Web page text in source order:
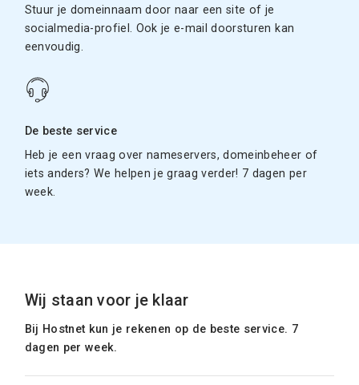
Stuur je domeinnaam door naar een site of je
socialmedia-profiel. Ook je e-mail doorsturen kan
eenvoudig.
De beste service
Heb je een vraag over nameservers, domeinbeheer of
iets anders? We helpen je graag verder! 7 dagen per
week.
Wij staan voor je klaar
Bij Hostnet kun je rekenen op de beste service. 7
dagen per week.